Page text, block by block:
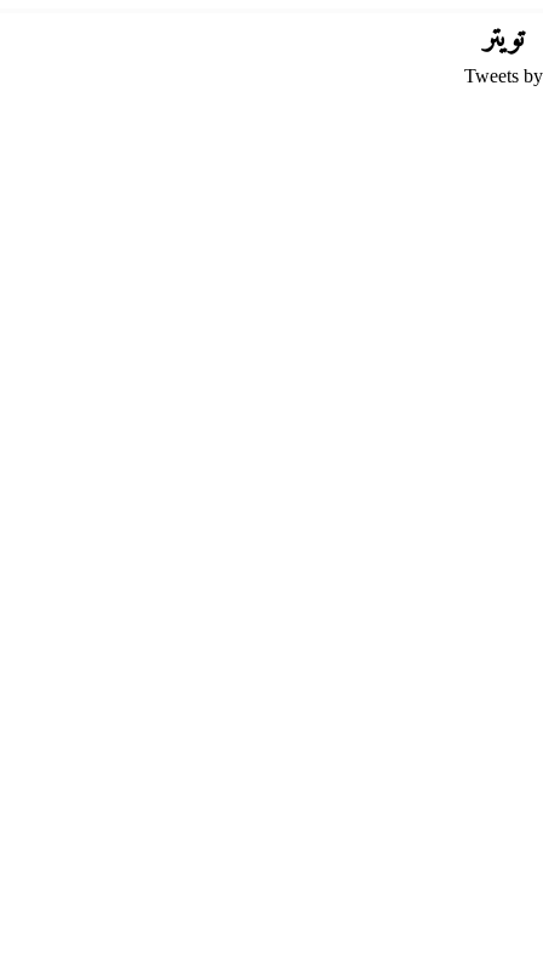
تويتر
Tweets by